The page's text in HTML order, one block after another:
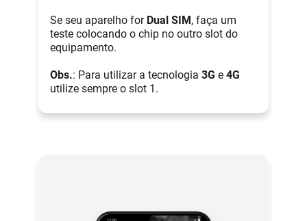
Se seu aparelho for Dual SIM, faça um
teste colocando o chip no outro slot do
equipamento.
Obs.: Para utilizar a tecnologia 3G e 4G
utilize sempre o slot 1.